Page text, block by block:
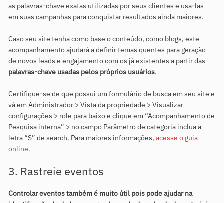
as palavras-chave exatas utilizadas por seus clientes e usa-las
em suas campanhas para conquistar resultados ainda maiores.
Caso seu site tenha como base o conteúdo, como blogs, este
acompanhamento ajudará a definir temas quentes para geração
de novos leads e engajamento com os já existentes a partir das
palavras-chave usadas pelos próprios usuários.
Certifique-se de que possui um formulário de busca em seu site e
vá em Administrador > Vista da propriedade > Visualizar
configurações > role para baixo e clique em “Acompanhamento de
Pesquisa interna” > no campo Parâmetro de categoria inclua a
letra “S” de search. Para maiores informações,acesse o guia
online.
3. Rastreie eventos
Controlar eventos também é muito útil pois pode ajudar na